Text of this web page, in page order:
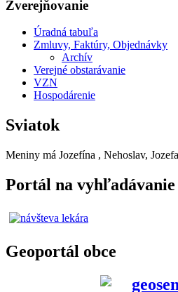
Zverejňovanie
Úradná tabuľa
Zmluvy, Faktúry, Objednávky
Archív
Verejné obstarávanie
VZN
Hospodárenie
Sviatok
Meniny má Jozefína , Nehoslav, Jozefa
Portál na
Geoportál obce